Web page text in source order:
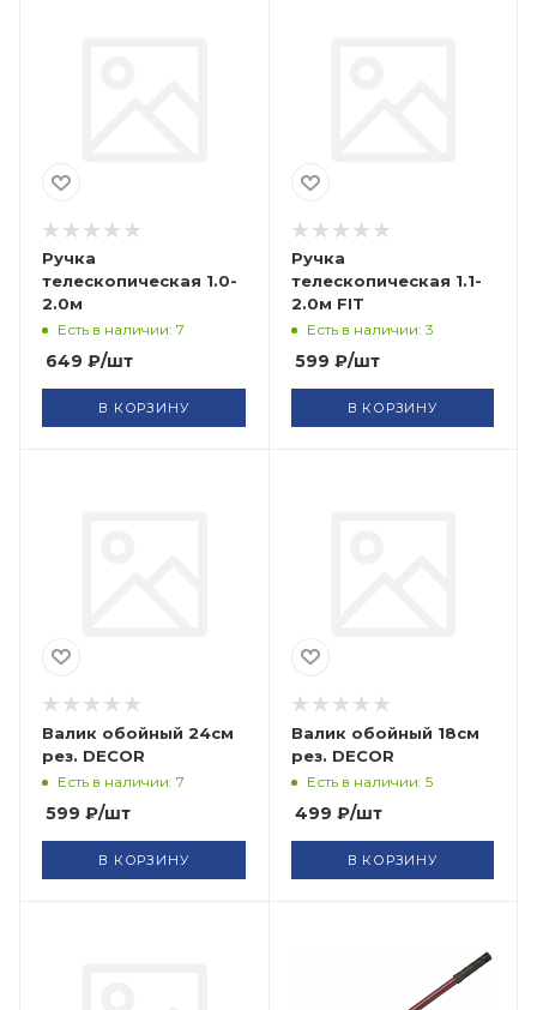
Ручка
телескопическая 1.0-
2.0м
Есть в наличии: 7
649 ₽/шт
В КОРЗИНУ
Ручка
телескопическая 1.1-
2.0м FIT
Есть в наличии: 3
599 ₽/шт
В КОРЗИНУ
Валик обойный 24см
рез. DECOR
Есть в наличии: 7
599 ₽/шт
В КОРЗИНУ
Валик обойный 18см
рез. DECOR
Есть в наличии: 5
499 ₽/шт
В КОРЗИНУ